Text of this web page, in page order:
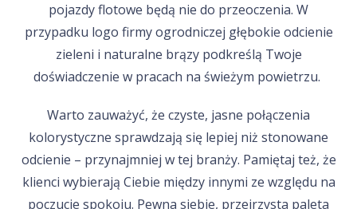
pojazdy flotowe będą nie do przeoczenia. W
przypadku logo firmy ogrodniczej głębokie odcienie
zieleni i naturalne brązy podkreślą Twoje
doświadczenie w pracach na świeżym powietrzu.
Warto zauważyć, że czyste, jasne połączenia
kolorystyczne sprawdzają się lepiej niż stonowane
odcienie – przynajmniej w tej branży. Pamiętaj też, że
klienci wybierają Ciebie między innymi ze względu na
poczucie spokoju. Pewna siebie, przejrzysta paleta